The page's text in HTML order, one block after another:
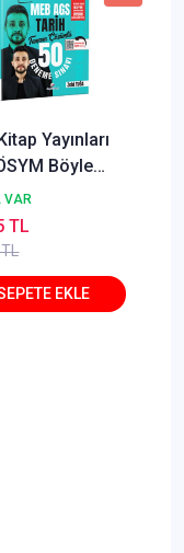
Yayınları
Böyle
AGS Tarih
PDF Çözümlü
Sınavı Zeki
VAR
TL